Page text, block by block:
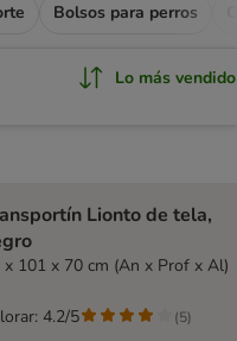
Bolsos para perros
Lo más vendido
Lionto de tela,
x 101 x 70 cm (An x Prof x Al)
4.2/5 (5)